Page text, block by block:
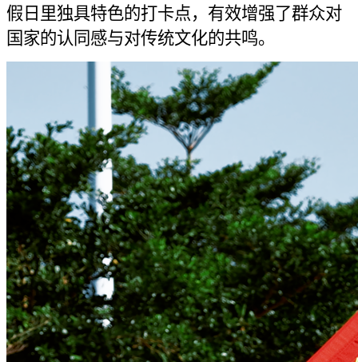
假日里独具特色的打卡点，有效增强了群众对
国家的认同感与对传统文化的共鸣。